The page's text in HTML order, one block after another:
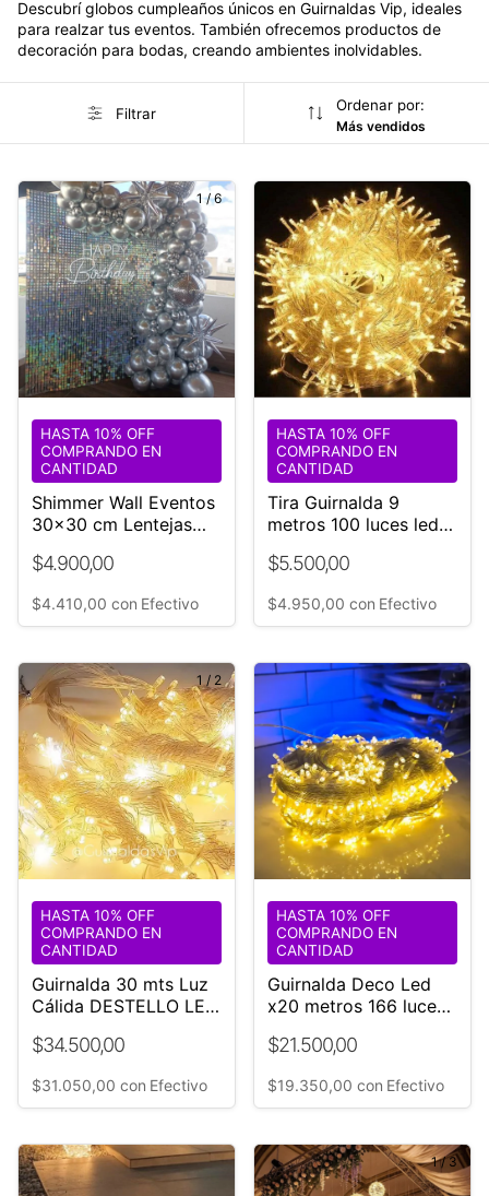
Descubrí globos cumpleaños únicos en Guirnaldas Vip, ideales
para realzar tus eventos. También ofrecemos productos de
decoración para bodas, creando ambientes inolvidables.
Filtrar Ordenar por:
Más vendidos
1/6
Shimmer Wall Eventos
30x30 cm Lentejas
$4.900,00
HASTA 10% OFF
COMPRANDO EN
CANTIDAD
$4.410,00 con Efectivo
Tira Guirnalda 9
metros 100 luces led
$5.500,00
HASTA 10% OFF
COMPRANDO EN
CANTIDAD
$4.950,00 con Efectivo
1/ 2
Guirnalda 30 mts Luz
Cálida DESTELLO LED
Vip
$34.500,00
HASTA 10% OFF
COMPRANDO EN
CANTIDAD
$31.050,00 con Efectivo
Guirnalda Deco Led
x20 metros 166 luces
$21.500,00
HASTA 10% OFF
COMPRANDO EN
CANTIDAD
$19.350,00 con Efectivo
1/3